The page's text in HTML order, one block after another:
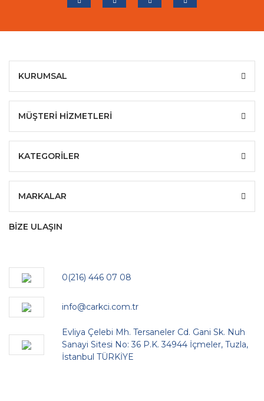
KURUMSAL
MÜŞTERİ HİZMETLERİ
KATEGORİLER
MARKALAR
BİZE ULAŞIN
0(216) 446 07 08
info@carkci.com.tr
Evliya Çelebi Mh. Tersaneler Cd. Gani Sk. Nuh
Sanayi Sitesi No: 36 P.K. 34944 İçmeler, Tuzla,
İstanbul TÜRKİYE